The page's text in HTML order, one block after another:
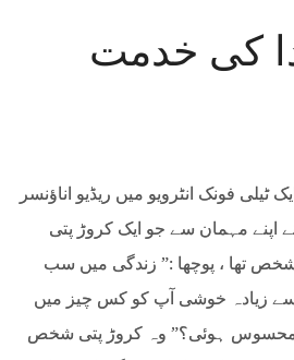
كى خدمت
ایک ٹیلی فونک انٹرویو میں ریڈیو اناؤنسر
اپنے مہمان سے جو ایک کروڑ پتی
تھا ، پوچھا :” زندگی میں سب
زیادہ خوشی آپ کو کس چیز میں
ہوئی؟” وہ کروڑ پتی شخص